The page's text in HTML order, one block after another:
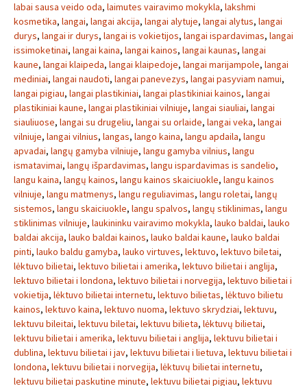
labai sausa veido oda, laimutes vairavimo mokykla, lakshmi
kosmetika, langai, langai akcija, langai alytuje, langai alytus, langai
durys, langai ir durys, langai is vokietijos, langai ispardavimas, langai
issimoketinai, langai kaina, langai kainos, langai kaunas, langai
kaune, langai klaipeda, langai klaipedoje, langai marijampole, langai
mediniai, langai naudoti, langai panevezys, langai pasyviam namui,
langai pigiau, langai plastikiniai, langai plastikiniai kainos, langai
plastikiniai kaune, langai plastikiniai vilniuje, langai siauliai, langai
siauliuose, langai su drugeliu, langai su orlaide, langai veka, langai
vilniuje, langai vilnius, langas, lango kaina, langu apdaila, langu
apvadai, langų gamyba vilniuje, langu gamyba vilnius, langu
ismatavimai, langų išpardavimas, langu ispardavimas is sandelio,
langu kaina, langų kainos, langu kainos skaiciuokle, langu kainos
vilniuje, langu matmenys, langu reguliavimas, langu roletai, langų
sistemos, langu skaiciuokle, langu spalvos, langų stiklinimas, langu
stiklinimas vilniuje, laukininku vairavimo mokykla, lauko baldai, lauko
baldai akcija, lauko baldai kainos, lauko baldai kaune, lauko baldai
pinti, lauko baldu gamyba, lauko virtuves, lektuvo, lektuvo biletai,
lėktuvo bilietai, lektuvo bilietai i amerika, lektuvo bilietai i anglija,
lektuvo bilietai i londona, lektuvo bilietai i norvegija, lektuvo bilietai i
vokietija, lėktuvo bilietai internetu, lektuvo bilietas, lėktuvo bilietu
kainos, lektuvo kaina, lektuvo nuoma, lektuvo skrydziai, lektuvu,
lektuvu bileitai, lektuvu biletai, lektuvu bilieta, lėktuvų bilietai,
lektuvu bilietai i amerika, lektuvu bilietai i anglija, lektuvu bilietai i
dublina, lektuvu bilietai i jav, lektuvu bilietai i lietuva, lektuvu bilietai i
londona, lektuvu bilietai i norvegija, lėktuvų bilietai internetu,
lektuvu bilietai paskutine minute, lektuvu bilietai pigiau, lektuvu